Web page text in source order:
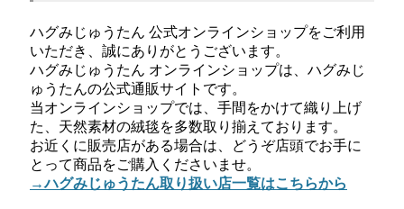
ハグみじゅうたん 公式オンラインショップをご利用
いただき、誠にありがとうございます。
ハグみじゅうたん オンラインショップは、ハグみじ
ゅうたんの公式通販サイトです。
当オンラインショップでは、手間をかけて織り上げ
た、天然素材の絨毯を多数取り揃えております。
お近くに販売店がある場合は、どうぞ店頭でお手に
とって商品をご購入くださいませ。
→ハグみじゅうたん取り扱い店一覧はこちらから